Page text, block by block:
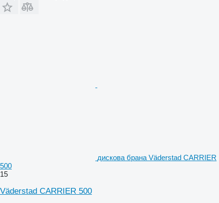
дискова брана Väderstad CARRIER
500
15
Väderstad CARRIER 500